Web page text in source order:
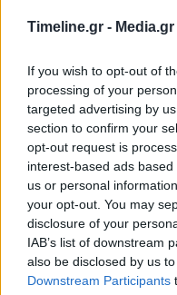
Timeline.gr - Media.gr
If you wish to opt-out of
processing of your
targeted advertising by
section to confirm your
opt-out request is
interest-based ads
us or personal
your opt-out. You may
disclosure of your
IAB’s list of downstream
also be disclosed by us
Downstream Participants
Τέμπη: Μεταβαίνει στο
τόπο της τραγωδίας ο
Νίκος Ανδρουλάκης
Μπορεί επίσης
ΔΙΕΘΝΉ